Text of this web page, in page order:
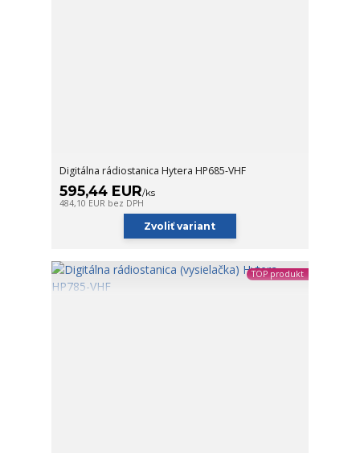
Digitálna rádiostanica Hytera HP685-VHF
595,44 EUR/ks
484,10 EUR bez DPH
Zvoliť variant
TOP produkt